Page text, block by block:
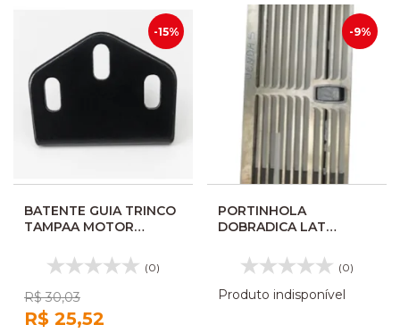
-15%
BATENTE GUIA TRINCO
TAMPAA MOTOR
17331278
(0)
R$ 30,03
R$ 25,52
-9%
PORTINHOLA
DOBRADICA LAT
00795939002
(0)
Produto indisponível